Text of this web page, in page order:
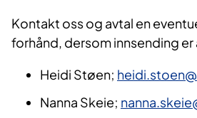
Kontakt oss og avtal en
forhånd, dersom innsending
Heidi Støen;
Nanna Skeie;